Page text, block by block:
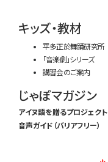
キッズ・教材
平多正於舞踊研究所
「音楽劇」シリーズ
講習会のご案内
じゃぽマガジン
アイヌ語を贈るプロジェクト
音声ガイド（バリアフリー）